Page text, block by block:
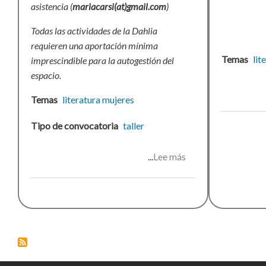
asistencia (mariacarsi(at)gmail.com)
Todas las actividades de la Dahlia
requieren una aportación mínima
imprescindible para la autogestión del
espacio.
Temas literaturamujeres
Tipo de convocatoria taller
Lee más
escritoras
Temas